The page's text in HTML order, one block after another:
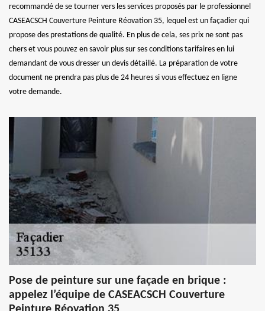
recommandé de se tourner vers les services proposés par le professionnel
CASEACSCH Couverture Peinture Réovation 35, lequel est un façadier qui
propose des prestations de qualité. En plus de cela, ses prix ne sont pas
chers et vous pouvez en savoir plus sur ses conditions tarifaires en lui
demandant de vous dresser un devis détaillé. La préparation de votre
document ne prendra pas plus de 24 heures si vous effectuez en ligne
votre demande.
Pose de peinture sur une façade en brique :
appelez l’équipe de CASEACSCH Couverture